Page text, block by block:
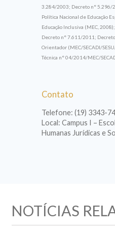
3.284/2003; Decreto n° 5.296/
Política Nacional de Educação
Educação Inclusiva (MEC,
Decreto n° 7.611/2011;
Orientador (MEC/SECADI/
Técnica n° 04/2014/MEC/
Contato
Telefone: (19) 3343-
Local: Campus I –
Humanas Jurídicas e
NOTÍCIAS